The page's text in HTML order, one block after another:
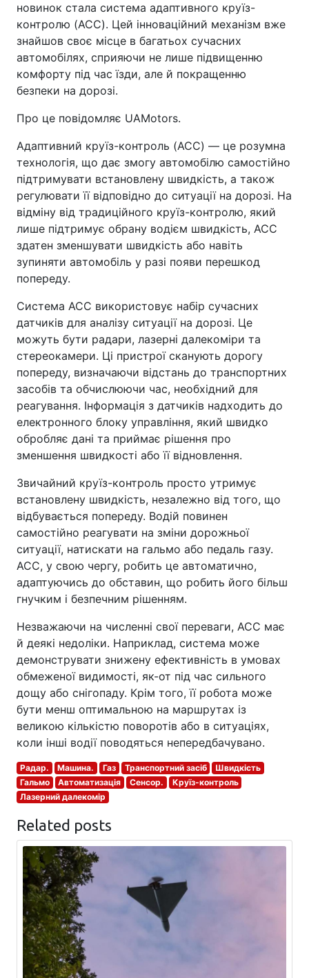
новинок стала система адаптивного круїз-
контролю (ACC). Цей інноваційний механізм вже
знайшов своє місце в багатьох сучасних
автомобілях, сприяючи не лише підвищенню
комфорту під час їзди, але й покращенню
безпеки на дорозі.
Про це повідомляє UAMotors.
Адаптивний круїз-контроль (ACC) — це розумна
технологія, що дає змогу автомобілю самостійно
підтримувати встановлену швидкість, а також
регулювати її відповідно до ситуації на дорозі. На
відміну від традиційного круїз-контролю, який
лише підтримує обрану водієм швидкість, ACC
здатен зменшувати швидкість або навіть
зупиняти автомобіль у разі появи перешкод
попереду.
Система ACC використовує набір сучасних
датчиків для аналізу ситуації на дорозі. Це
можуть бути радари, лазерні далекоміри та
стереокамери. Ці пристрої сканують дорогу
попереду, визначаючи відстань до транспортних
засобів та обчислюючи час, необхідний для
реагування. Інформація з датчиків надходить до
електронного блоку управління, який швидко
обробляє дані та приймає рішення про
зменшення швидкості або її відновлення.
Звичайний круїз-контроль просто утримує
встановлену швидкість, незалежно від того, що
відбувається попереду. Водій повинен
самостійно реагувати на зміни дорожньої
ситуації, натискати на гальмо або педаль газу.
ACC, у свою чергу, робить це автоматично,
адаптуючись до обставин, що робить його більш
гнучким і безпечним рішенням.
Незважаючи на численні свої переваги, ACC має
й деякі недоліки. Наприклад, система може
демонструвати знижену ефективність в умовах
обмеженої видимості, як-от під час сильного
дощу або снігопаду. Крім того, її робота може
бути менш оптимальною на маршрутах із
великою кількістю поворотів або в ситуаціях,
коли інші водії поводяться непередбачувано.
Радар. Машина. Газ Транспортний засіб
Швидкість
Гальмо
Автоматизація Сенсор.
Круїз-контроль
Лазерний далекомір
Related posts